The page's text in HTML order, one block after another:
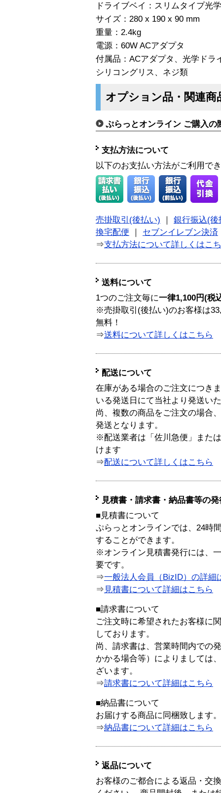
ドライブベイ：スリムタイプ光
サイズ：280 x 190 x 90 mm
重量：2.4kg
電源：60W ACアダプタ
付属品：ACアダプタ、光学ドラ
シリコングリス、ネジ類
オプション品・関連商
ぷらっとオンライン ご購入の
支払方法について
以下のお支払い方法がご利用で
売掛取引(後払い)
銀行振込(後
換宅配便
セブンイレブン決済
⇒支払方法について詳しくはこ
送料について
1つのご注文毎に一律1,100円(税
※売掛取引(後払い)のお客様は
無料！
⇒送料について詳しくはこちら
配送について
在庫がある場合のご注文につき
いる発送日にて当社より発送い
尚、複数の商品をご注文の場合
発送となります。
※配送業者は「佐川急便」また
けます
⇒配送について詳しくはこちら
見積書・請求書・納品書等の
■見積書について
ぷらっとオンラインでは、24時
することができます。
※オンライン見積書発行には、
要です。
⇒一般法人会員（BizID）の詳細
⇒ 見積書について詳細はこちら
■請求書について
ご注文時に希望されたお客様に
しております。
尚、請求書は、営業時間内での
かかる場合等）によりましては
ざいます。
⇒請求書について詳細はこちら
■納品書について
お届けする商品に同梱致します。
⇒納品書について詳細はこちら
返品について
お客様のご都合による返品・交